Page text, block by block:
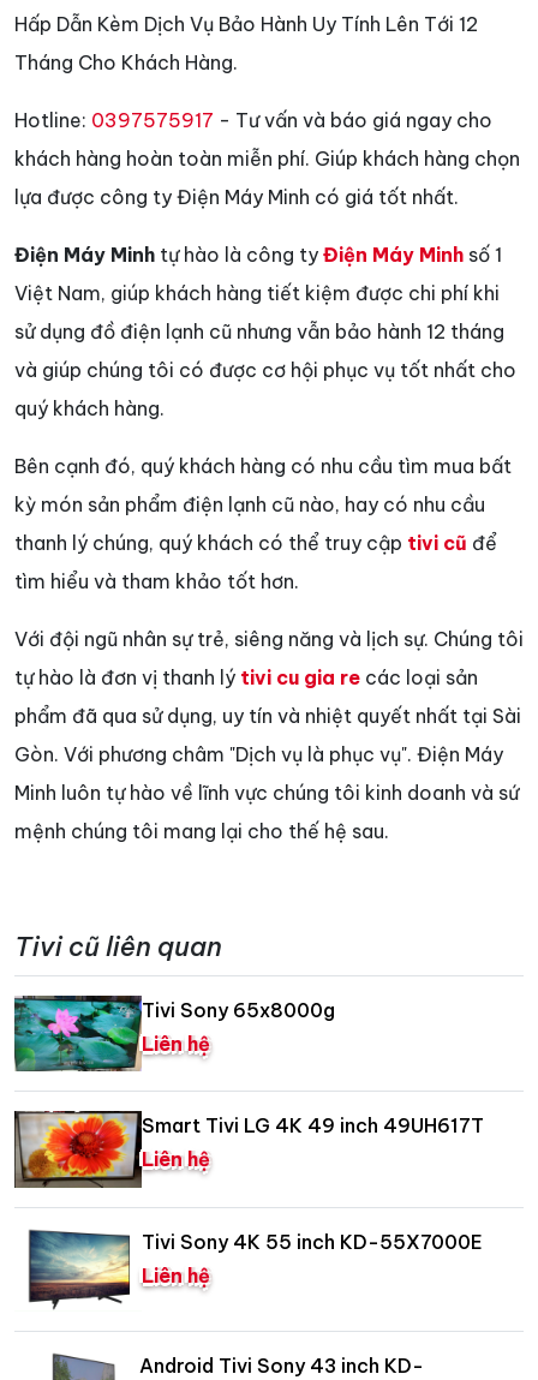
Hấp Dẫn Kèm Dịch Vụ Bảo Hành Uy Tính Lên Tới 12
Tháng Cho Khách Hàng.
Hotline: 0397575917 - Tư vấn và báo giá ngay cho
khách hàng hoàn toàn miễn phí. Giúp khách hàng chọn
lựa được công ty Điện Máy Minh có giá tốt nhất.
Điện Máy Minh tự hào là công ty Điện Máy Minh số 1
Việt Nam, giúp khách hàng tiết kiệm được chi phí khi
sử dụng đồ điện lạnh cũ nhưng vẫn bảo hành 12 tháng
và giúp chúng tôi có được cơ hội phục vụ tốt nhất cho
quý khách hàng.
Bên cạnh đó, quý khách hàng có nhu cầu tìm mua bất
kỳ món sản phẩm điện lạnh cũ nào, hay có nhu cầu
thanh lý chúng, quý khách có thể truy cập tivi cũ để
tìm hiểu và tham khảo tốt hơn.
Với đội ngũ nhân sự trẻ, siêng năng và lịch sự. Chúng tôi
tự hào là đơn vị thanh lý tivi cu gia re các loại sản
phẩm đã qua sử dụng, uy tín và nhiệt quyết nhất tại Sài
Gòn. Với phương châm "Dịch vụ là phục vụ". Điện Máy
Minh luôn tự hào về lĩnh vực chúng tôi kinh doanh và sứ
mệnh chúng tôi mang lại cho thế hệ sau.
Tivi cũ liên quan
Tivi Sony 65x8000g
Liên hệ
Smart Tivi LG 4K 49 inch 49UH617T
Liên hệ
Tivi Sony 4K 55 inch KD-55X7000E
Liên hệ
Android Tivi Sony 43 inch KD-